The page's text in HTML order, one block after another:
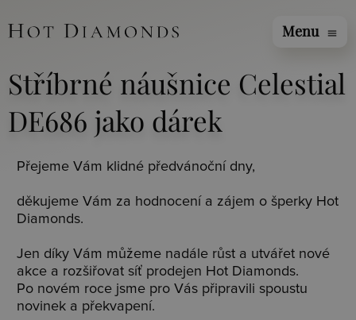
Menu menu
Stříbrné náušnice Celestial
DE686 jako dárek
Přejeme Vám klidné předvánoční dny,
děkujeme Vám za hodnocenía zájem o šperky Hot
Diamonds.
Jen díky Vám můžeme nadále růst a utvářet nové
akce a rozšiřovat síť prodejen Hot Diamonds.
Po novém roce jsme pro Vás připravili spoustu
novinek a překvapení.